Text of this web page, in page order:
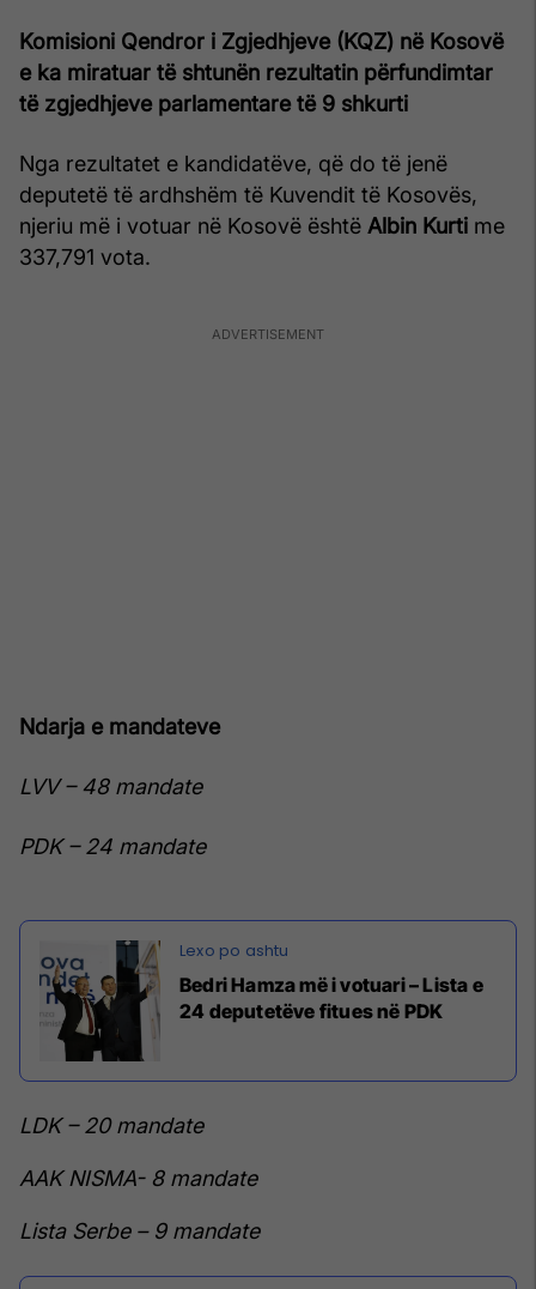
Komisioni Qendror i Zgjedhjeve (KQZ) në Kosovë
e ka miratuar të shtunën rezultatin përfundimtar
të zgjedhjeve parlamentare të 9 shkurti
Nga rezultatet e kandidatëve, që do të jenë
deputetë të ardhshëm të Kuvendit të Kosovës,
njeriu më i votuar në Kosovë është Albin Kurti me
337,791 vota.
Ndarja e mandateve
LVV – 48 mandate
PDK – 24 mandate
Bedri Hamza më i votuari – Lista e
24 deputetëve fitues në PDK
LDK – 20 mandate
AAK NISMA- 8 mandate
Lista Serbe – 9 mandate